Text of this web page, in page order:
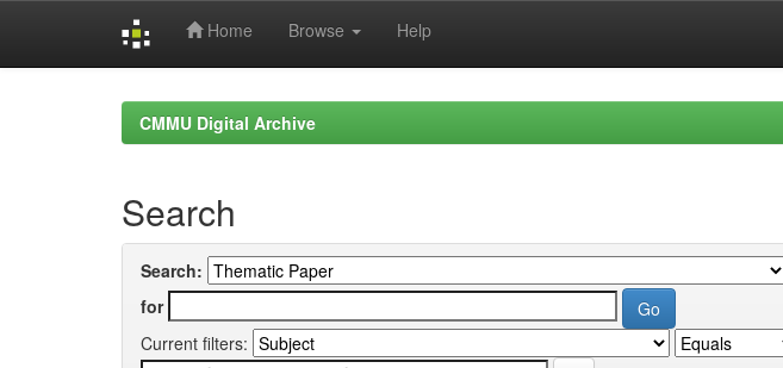
Home Browse Help
CMMU Digital Archive
Search
Search:
for
Current filters: